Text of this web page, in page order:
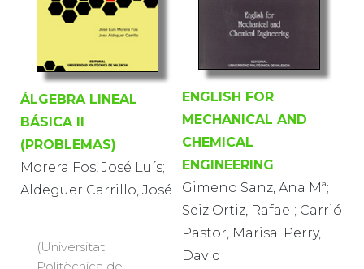
ÁLGEBRA LINEAL
BÁSICA II
(PROBLEMAS)
Morera Fos, José Luís;
Aldeguer Carrillo, José
(Universitat
Politècnica de
ENGLISH FOR
MECHANICAL AND
CHEMICAL
ENGINEERING
Gimeno Sanz, Ana Mª;
Seiz Ortiz, Rafael; Carrió
Pastor, Marisa; Perry,
David